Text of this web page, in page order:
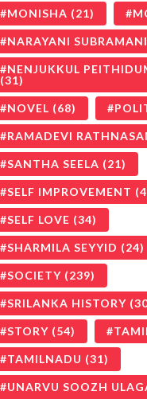
MONISHA (21)
NARAYANI
NENJUKKUL
(31)
NOVEL (68)
RAMADEVI
SANTHA SEELA (21)
SELF IMPROVEMENT
SELF LOVE (34)
SHARMILA SEYYID (24)
SOCIETY (239)
SRILANKA HISTORY
STORY (54)
TAMILNADU (31)
UNARVU SOOZH